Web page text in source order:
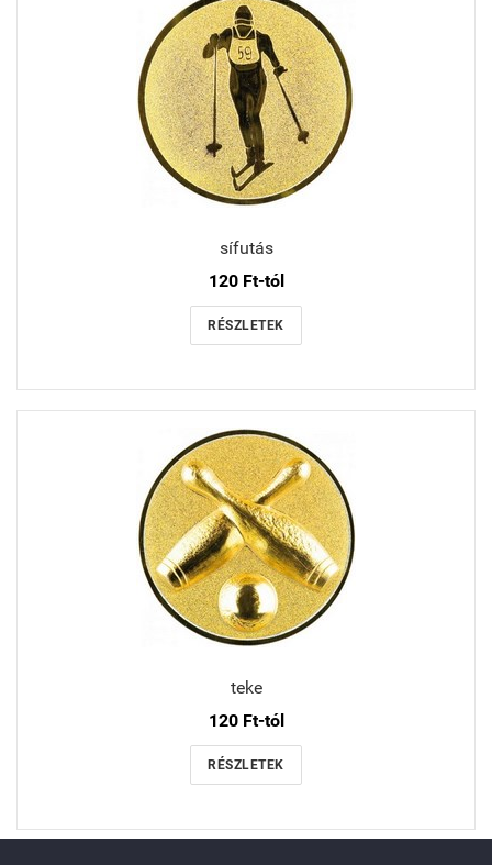
sífutás
120 Ft-tól
RÉSZLETEK
teke
120 Ft-tól
RÉSZLETEK